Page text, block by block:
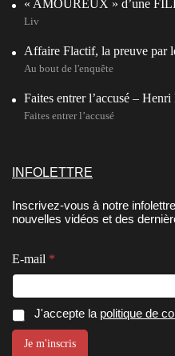
« AMOUREUX » d’une
Liv
Affaire Flactif, la preuve par
Au bout de l'enquête
Faites entrer l’accusé –
Faites entrer l’accusé
INFOLETTRE
Inscrivez-vous à notre
nouvelles vidéos et des
E-mail *
E
-
C
o
J'accepte la politique de
Je m'inscris